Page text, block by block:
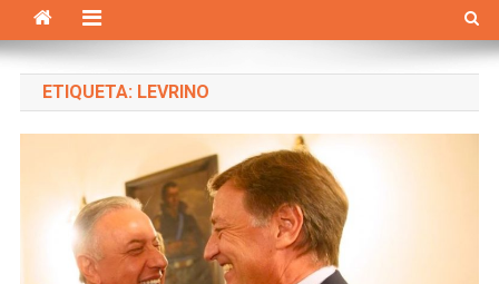
ETIQUETA: LEVRINO